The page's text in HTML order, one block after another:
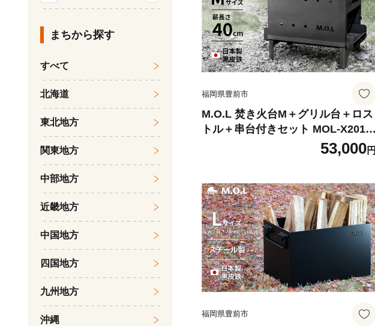
福岡県豊前市
M.O.L 焚き火台M＋グリル台＋ロス
トル＋串台付きセット MOL-X201
《豊前市》【ミナト電機工業株式会
社】 キャンプ キャンプ用品 ギア ア
53,000円
福岡県豊前市
まちから探す
すべて
北海道
東北地方
関東地方
中部地方
近畿地方
中国地方
四国地方
九州地方
沖縄